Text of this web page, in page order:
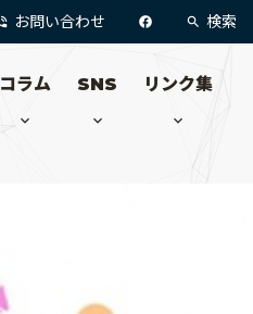
お問い合わせ 検索
コラム SNS リンク集